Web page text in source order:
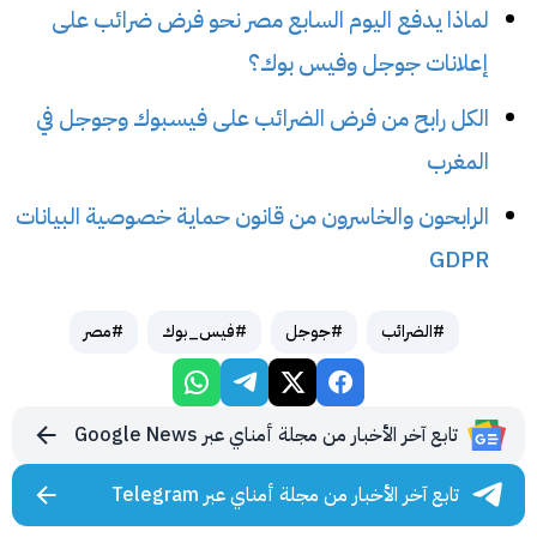
لماذا يدفع اليوم السابع مصر نحو فرض ضرائب على
إعلانات جوجل وفيس بوك؟
الكل رابح من فرض الضرائب على فيسبوك وجوجل في
المغرب
الرابحون والخاسرون من قانون حماية خصوصية البيانات
GDPR
#الضرائب #جوجل #فيس_بوك #مصر
تابع آخر الأخبار من مجلة أمناي عبر Google News
تابع آخر الأخبار من مجلة أمناي عبر Telegram